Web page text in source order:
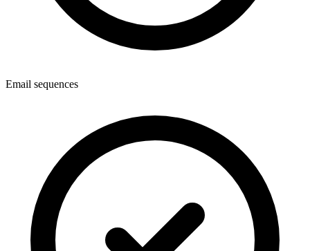
Email sequences